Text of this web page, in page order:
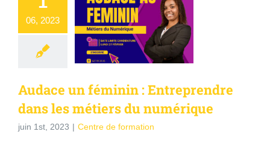
06, 2023
Audace un féminin : Entreprendre
dans les métiers du numérique
juin 1st, 2023 | Centre de formation